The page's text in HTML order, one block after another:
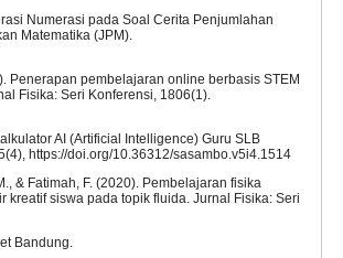
Numerasi pada Soal Cerita Penjumlahan
Matematika (JPM).
Penerapan pembelajaran online berbasis STEM
Fisika: Seri Konferensi, 1806(1).
AI (Artificial Intelligence) Guru SLB
https://doi.org/10.36312/sasambo.v5i4.1514
& Fatimah, F. (2020). Pembelajaran fisika
siswa pada topik fluida. Jurnal Fisika: Seri
Bandung.